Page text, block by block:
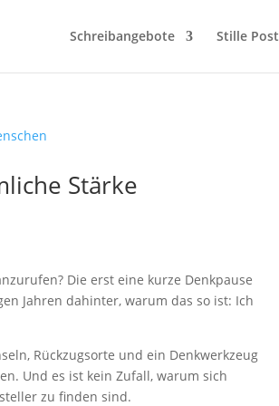
Schreibangebote Stille Post
Stärke
Die erst eine kurze Denkpause
Jahren dahinter, warum das so ist: Ich
Rückzugsorte und ein Denkwerkzeug
Und es ist kein Zufall, warum sich
zu finden sind.